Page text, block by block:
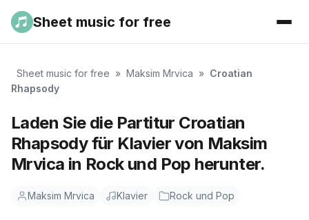
Sheet music for free
Sheet music for free » Maksim Mrvica » Croatian
Rhapsody
Laden Sie die Partitur Croatian
Rhapsody für Klavier von Maksim
Mrvica in Rock und Pop herunter.
Maksim Mrvica Klavier Rock und Pop